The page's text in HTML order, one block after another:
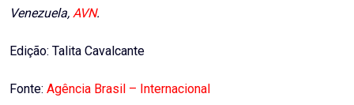
Venezuela, AVN.
Edição: Talita Cavalcante
Fonte: Agência Brasil – Internacional